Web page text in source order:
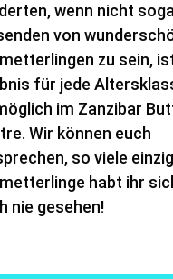
wenn nicht
von
zu sein,
für jede
im Zanzibar
Wir können euch
so viele
habt ihr
nie gesehen!